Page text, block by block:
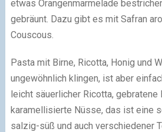
etwas Orangenmarmelade
gebräunt. Dazu gibt es mit Safran
Couscous.
Pasta mit Birne, Ricotta, Honig und
ungewöhnlich klingen, ist aber
leicht säuerlicher Ricotta, gebratene
karamellisierte Nüsse, das ist eine
salzig-süß und auch verschiedener